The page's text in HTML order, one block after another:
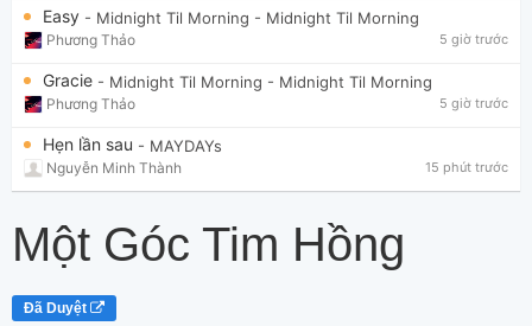
Easy - Midnight Til Morning - Midnight Til Morning
Phương Thảo 5 giờ trước
Gracie - Midnight Til Morning - Midnight Til Morning
Phương Thảo 5 giờ trước
Hẹn lần sau - MAYDAYs
Nguyễn Minh Thành 15 phút trước
Một Góc Tim Hồng
Đã Duyệt